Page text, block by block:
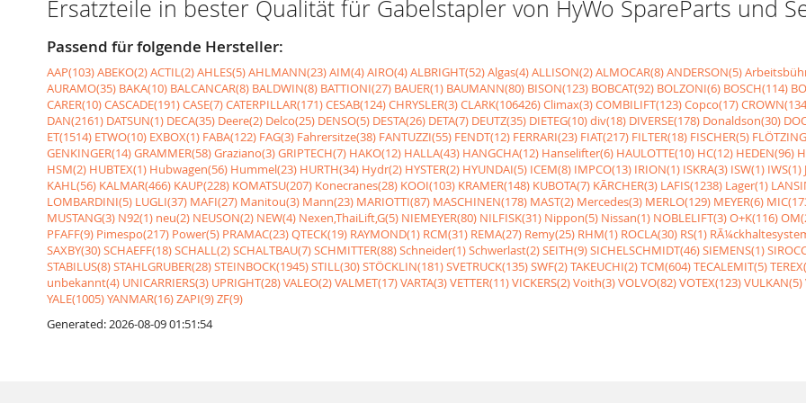
Ersatzteile in bester Qualität für Gabelstapler von HyWo SpareParts und
Passend für folgende Hersteller:
AAP(103)ABEKO(2)ACTIL(2)AHLES(5)AHLMANN(23)AIM(4)AIRO(4)ALBRIGHT(52)Algas(4)ALLISON(2)ALMOCAR(8)ANDERSON(5)
AURAMO(35) BAKA(10) BALCANCAR(8) BALDWIN(8) BATTIONI(27) BAUER(1) BAUMANN(80) BISON(123) BOBCAT(92) BOLZONI(6) BOSCH(114)
CARER(10)CASCADE(191)CASE(7)CATERPILLAR(171)CESAB(124)CHRYSLER(3)CLARK(106426)Climax(3)COMBILIFT(123)Copco(17)
DAN(2161) DATSUN(1) DECA(35) Deere(2) Delco(25) DENSO(5) DESTA(26) DETA(7) DEUTZ(35) DIETEG(10)div(18) DIVERSE(178) Donaldson(30)
ET(1514) ETWO(10) EXBOX(1) FABA(122) FAG(3) Fahrersitze(38) FANTUZZI(55) FENDT(12) FERRARI(23) FIAT(217) FILTER(18) FISCHER(5)
GENKINGER(14)GRAMMER(58)Graziano(3)GRIPTECH(7) HAKO(12) HALLA(43) HANGCHA(12) Hanselifter(6) HAULOTTE(10) HC(12) HEDEN(96)
HSM(2) HUBTEX(1) Hubwagen(56) Hummel(23) HURTH(34) Hydr(2) HYSTER(2) HYUNDAI(5) ICEM(8) IMPCO(13) IRION(1) ISKRA(3) ISW(1) IWS(1)
KAHL(56) KALMAR(466) KAUP(228) KOMATSU(207) Konecranes(28) KOOI(103) KRAMER(148) KUBOTA(7) KÃRCHER(3) LAFIS(1238) Lager(1)
LOMBARDINI(5) LUGLI(37) MAFI(27) Manitou(3) Mann(23) MARIOTTI(87) MASCHINEN(178) MAST(2) Mercedes(3) MERLO(129) MEYER(6)
MUSTANG(3) N92(1) neu(2) NEUSON(2) NEW(4) Nexen,ThaiLift,G(5) NIEMEYER(80) NILFISK(31) Nippon(5) Nissan(1) NOBLELIFT(3)O+K(116)
PFAFF(9) Pimespo(217) Power(5) PRAMAC(23)QTECK(19) RAYMOND(1) RCM(31) REMA(27) Remy(25) RHM(1) ROCLA(30) RS(1)
SAXBY(30)SCHAEFF(18)SCHALL(2)SCHALTBAU(7)SCHMITTER(88)Schneider(1)Schwerlast(2)SEITH(9)SICHELSCHMIDT(46)SIEMENS(1)
STABILUS(8)STAHLGRUBER(28)STEINBOCK(1945)STILL(30)STÖCKLIN(181)SVETRUCK(135)SWF(2)TAKEUCHI(2)TCM(604)TECALEMIT(5)
unbekannt(4) UNICARRIERS(3) UPRIGHT(28)VALEO(2)VALMET(17)VARTA(3)VETTER(11)VICKERS(2)Voith(3)VOLVO(82)VOTEX(123)VULKAN(5)
YALE(1005)YANMAR(16)ZAPI(9)ZF(9)
Generated: 2026-08-09 01:51:54